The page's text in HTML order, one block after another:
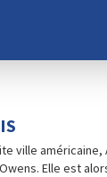
ville
Elle est